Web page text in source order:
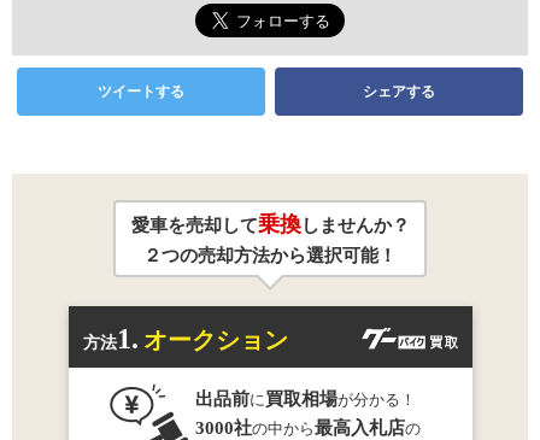
ツイートする シェアする
愛車を売却して乗換しませんか？
２つの売却方法から選択可能！
方法1. オークション
出品前に買取相場が分かる！
3000社の中から最高入札店の